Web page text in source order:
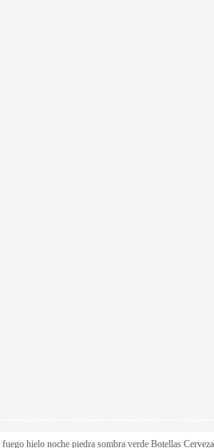
fuego hielo noche piedra sombra verde BotellasCerveza